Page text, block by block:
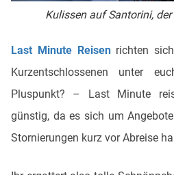
Kulissen auf Santorini,
Last Minute Reisenrichten
Kurzentschlossenen unter
Pluspunkt? – Last Minute
günstig, da es sich um
Stornierungen kurz vor Abreise